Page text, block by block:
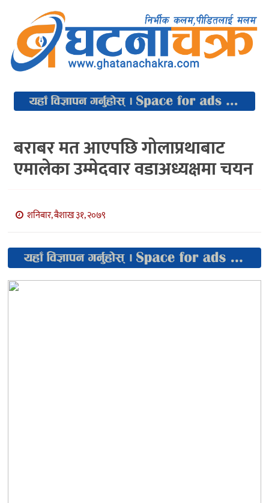
बराबर मत आएपछि गोलाप्रथाबाट
एमालेका उम्मेदवार वडाअध्यक्षमा चयन
शनिबार, बैशाख ३१, २०७९